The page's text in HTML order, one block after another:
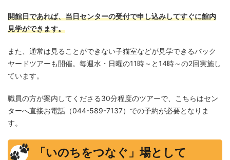
開館日であれば、当日センターの受付で申し込みしてすぐに館内
見学ができます。
また、通常は見ることができない子猫室などが見学できるバック
ヤードツアーも開催。毎週水・日曜の11時～と14時～の2回実施し
ています。
職員の方が案内してくださる30分程度のツアーで、こちらはセン
ターへ直接お電話（044-589-7137）での予約が必要となりま
す。
「いのちをつなぐ」場として